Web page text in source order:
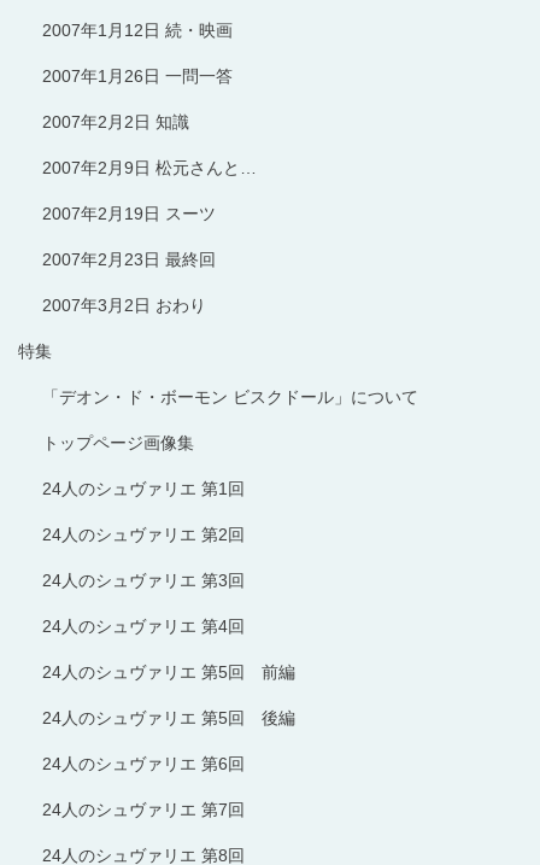
2007年1月12日 続・映画
2007年1月26日 一問一答
2007年2月2日 知識
2007年2月9日 松元さんと…
2007年2月19日 スーツ
2007年2月23日 最終回
2007年3月2日 おわり
特集
「デオン・ド・ボーモン ビスクドール」について
トップページ画像集
24人のシュヴァリエ 第1回
24人のシュヴァリエ 第2回
24人のシュヴァリエ 第3回
24人のシュヴァリエ 第4回
24人のシュヴァリエ 第5回 前編
24人のシュヴァリエ 第5回 後編
24人のシュヴァリエ 第6回
24人のシュヴァリエ 第7回
24人のシュヴァリエ 第8回